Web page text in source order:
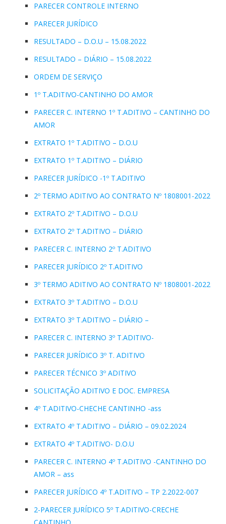
PARECER CONTROLE INTERNO
PARECER JURÍDICO
RESULTADO – D.O.U – 15.08.2022
RESULTADO – DIÁRIO – 15.08.2022
ORDEM DE SERVIÇO
1º T.ADITIVO-CANTINHO DO AMOR
PARECER C. INTERNO 1º T.ADITIVO – CANTINHO DO
AMOR
EXTRATO 1º T.ADITIVO – D.O.U
EXTRATO 1º T.ADITIVO – DIÁRIO
PARECER JURÍDICO -1º T.ADITIVO
2º TERMO ADITIVO AO CONTRATO Nº 1808001-2022
EXTRATO 2º T.ADITIVO – D.O.U
EXTRATO 2º T.ADITIVO – DIÁRIO
PARECER C. INTERNO 2º T.ADITIVO
PARECER JURÍDICO 2º T.ADITIVO
3º TERMO ADITIVO AO CONTRATO Nº 1808001-2022
EXTRATO 3º T.ADITIVO – D.O.U
EXTRATO 3º T.ADITIVO – DIÁRIO –
PARECER C. INTERNO 3º T.ADITIVO-
PARECER JURÍDICO 3º T. ADITIVO
PARECER TÉCNICO 3º ADITIVO
SOLICITAÇÃO ADITIVO E DOC. EMPRESA
4º T.ADITIVO-CHECHE CANTINHO -ass
EXTRATO 4º T.ADITIVO – DIÁRIO – 09.02.2024
EXTRATO 4º T.ADITIVO- D.O.U
PARECER C. INTERNO 4º T.ADITIVO -CANTINHO DO
AMOR – ass
PARECER JURÍDICO 4º T.ADITIVO – TP 2.2022-007
2-PARECER JURÍDICO 5º T.ADITIVO-CRECHE